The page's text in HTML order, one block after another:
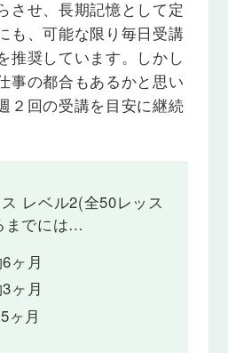
ように、今しているかどう
ができるようになります。
問文
できるようになります。
行形の使い分け
たい時、それが現在の習慣
らのルールを理解し、会話
させ、長期記憶として定
も、可能な限り毎日受講
推奨しています。しかし
事の都合もあるかと思い
２回の受講を目安に継続
レベル2(全50レッス
までには…
ヶ月
ヶ月
ヶ月